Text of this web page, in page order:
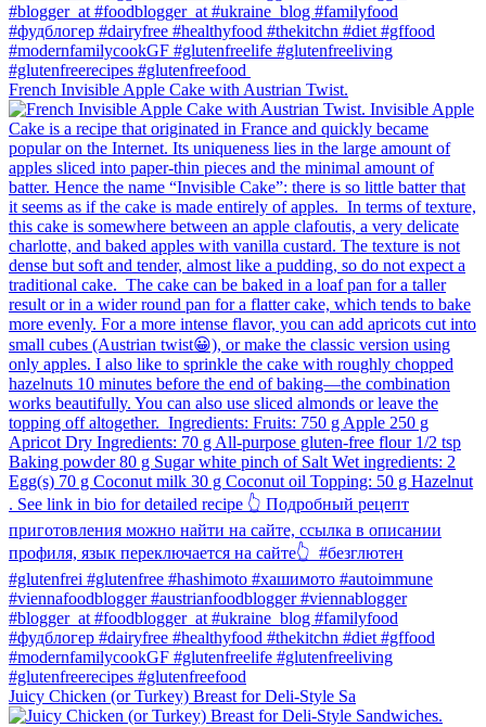
French Invisible Apple Cake with Austrian Twist.⁠
Juicy Chicken (or Turkey) Breast for Deli-Style Sa